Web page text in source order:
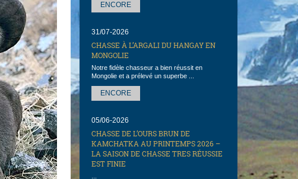
ENCORE
31/07-2026
CHASSE À L’ARGALI DU HANGAY EN
MONGOLIE
Notre fidèle chasseur a bien réussit en
Mongolie et a prélevé un superbe ...
ENCORE
05/06-2026
CHASSE DE L’OURS BRUN DE
KAMCHATKA AU PRINTEMPS 2026 –
LA SAISON DE CHASSE TRES RÉUSSIE
EST FINIE